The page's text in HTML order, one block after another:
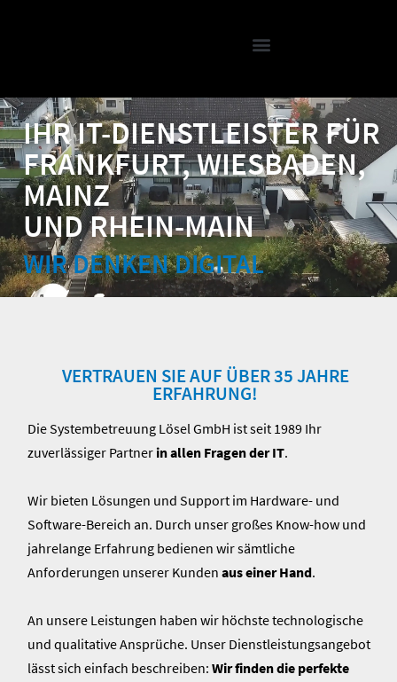
IHR IT-DIENSTLEISTER FÜR
FRANKFURT, WIESBADEN,
MAINZ
UND RHEIN-MAIN
WIR DENKEN DIGITAL
VERTRAUEN SIE AUF ÜBER 35 JAHRE
ERFAHRUNG!
Die Systembetreuung Lösel GmbH ist seit 1989 Ihr
zuverlässiger Partner in allen Fragen der IT.
Wir bieten Lösungen und Support im Hardware- und
Software-Bereich an. Durch unser großes Know-how und
jahrelange Erfahrung bedienen wir sämtliche
Anforderungen unserer Kunden aus einer Hand.
An unsere Leistungen haben wir höchste technologische
und qualitative Ansprüche. Unser Dienstleistungsangebot
lässt sich einfach beschreiben: Wir finden die perfekte